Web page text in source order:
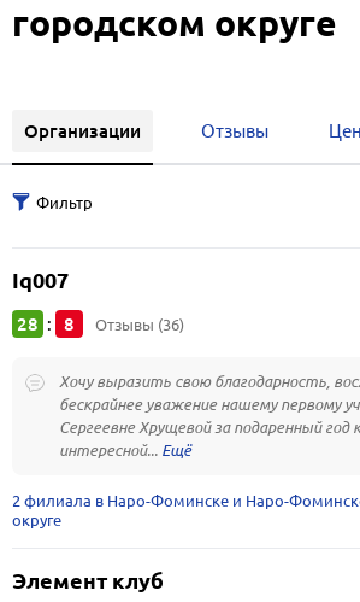
городском округе
Организации Отзывы
Iq007
28 : 8 Отзывы (36)
Хочу выразить свою благодарность,
бескрайнее уважение нашему первому
Сергеевне Хрущевой за подаренный год
интересной...
2 филиала в Наро-Фоминске и Наро-
округе
Элемент клуб